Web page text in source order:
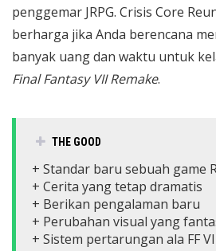
penggemar JRPG. Crisis Core
berharga jika Anda berencana
banyak uang dan waktu untuk
Final Fantasy VII Remake.
THE GOOD
+ Standar baru sebuah game
+ Cerita yang tetap dramatis
+ Berikan pengalaman baru
+ Perubahan visual yang
+ Sistem pertarungan ala FF